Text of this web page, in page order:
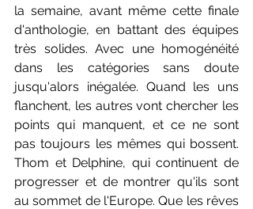
la semaine, avant même cette finale
d'anthologie, en battant des équipes
très solides. Avec une homogénéité
dans les catégories sans doute
jusqu'alors inégalée. Quand les uns
flanchent, les autres vont chercher les
points qui manquent, et ce ne sont
pas toujours les mêmes qui bossent.
Thom et Delphine, qui continuent de
progresser et de montrer qu'ils sont
au sommet de l'Europe. Que les rêves